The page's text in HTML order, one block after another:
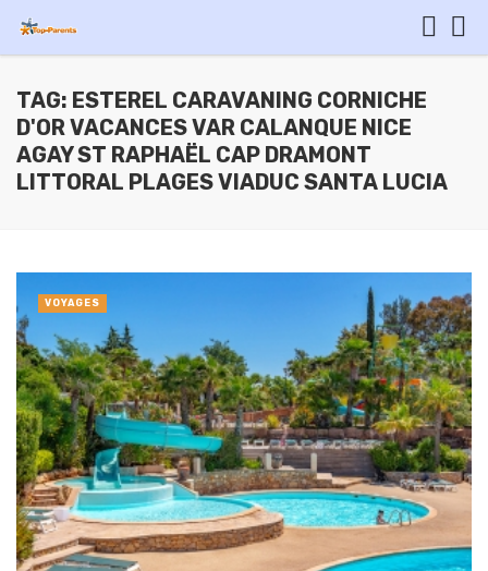
TAG: ESTEREL CARAVANING CORNICHE
D'OR VACANCES VAR CALANQUE NICE
AGAY ST RAPHAËL CAP DRAMONT
LITTORAL PLAGES VIADUC SANTA LUCIA
VOYAGES